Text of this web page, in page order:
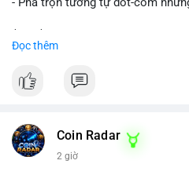
Đọc thêm
Coin Radar
2 giờ